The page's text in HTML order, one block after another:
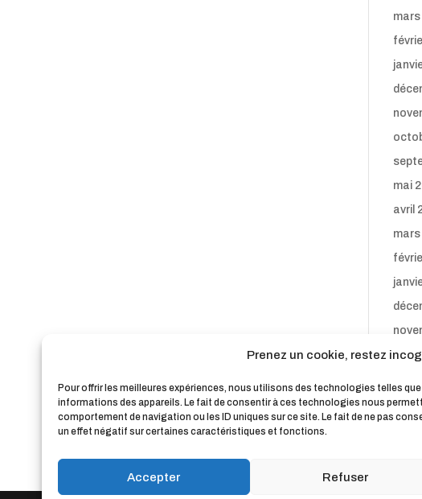
Prenez un cookie, restez
Pour offrir les meilleures expériences, nous utilisons des technologies telles
informations des appareils. Le fait de consentir à ces technologies nous
comportement de navigation ou les ID uniques sur ce site. Le fait de ne pas
un effet négatif sur certaines caractéristiques et fonctions.
Accepter Refuser
mars
mai
avril
mars